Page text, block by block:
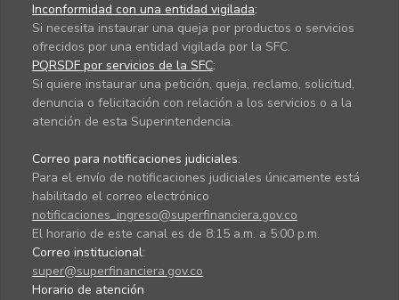
Inconformidad con una entidad vigilada:
Si necesita instaurar una queja por productos o servicios
ofrecidos por una entidad vigilada por la SFC.
PQRSDF por servicios de la SFC:
Si quiere instaurar una petición, queja, reclamo, solicitud,
denuncia o felicitación con relación a los servicios o a la
atención de esta Superintendencia.
Correo para notificaciones judiciales:
Para el envío de notificaciones judiciales únicamente está
habilitado el correo electrónico
notificaciones_ingreso@superfinanciera.gov.co
El horario de este canal es de 8:15 a.m. a 5:00 p.m.
Correo institucional:
super@superfinanciera.gov.co
Horario de atención